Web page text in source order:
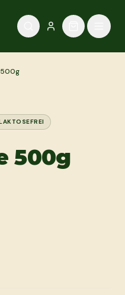
500g
500g